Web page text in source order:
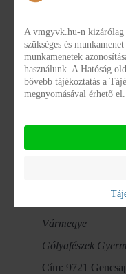
Gyermekvédelmi
Vármegye
Cím: 9756
Gyermekvédelmi
Vármegye
Gólyafészek
Cím: 9721
A vmgyvk.hu-n kizárólag
szükséges és
munkamenetek
használunk. A Hatóság
bővebb tájékoztatás a
megnyomásával érhető el.